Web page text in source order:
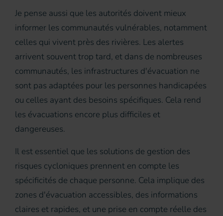
Je pense aussi que les autorités doivent mieux
informer les communautés vulnérables, notamment
celles qui vivent près des rivières. Les alertes
arrivent souvent trop tard, et dans de nombreuses
communautés, les infrastructures d'évacuation ne
sont pas adaptées pour les personnes handicapées
ou celles ayant des besoins spécifiques. Cela rend
les évacuations encore plus difficiles et
dangereuses.
Il est essentiel que les solutions de gestion des
risques cycloniques prennent en compte les
spécificités de chaque personne. Cela implique des
zones d'évacuation accessibles, des informations
claires et rapides, et une prise en compte réelle des